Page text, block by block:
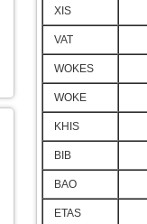
XIS
VAT
WOKES
WOKE
KHIS
BIB
BAO
ETAS